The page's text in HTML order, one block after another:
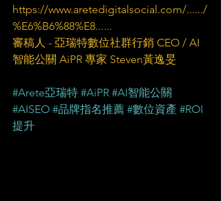
https://www.aretedigitalsocial.com/....../
%E6%B6%88%E8......
審稿人 - 亞瑞特數位社群行銷 CEO / AI
智能公關 AiPR 專家 Steven黃逸旻
#Arete亞瑞特 #AiPR #AI智能公關
#AISEO #品牌指名推薦 #數位資產 #ROI
提升